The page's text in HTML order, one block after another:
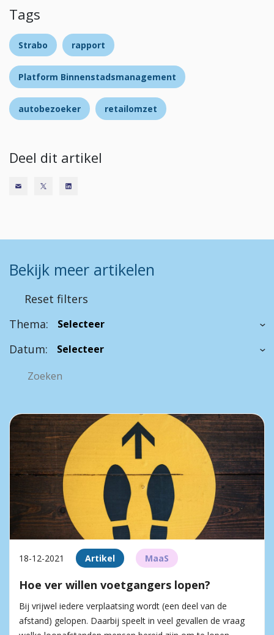
Tags
Strabo rapport
Platform Binnenstadsmanagement
autobezoeker retailomzet
Deel dit artikel
Bekijk meer artikelen
Reset filters
Thema:
Datum:
18-12-2021 Artikel MaaS
Hoe ver willen voetgangers lopen?
Bij vrijwel iedere verplaatsing wordt (een deel van de
afstand) gelopen. Daarbij speelt in veel gevallen de vraag